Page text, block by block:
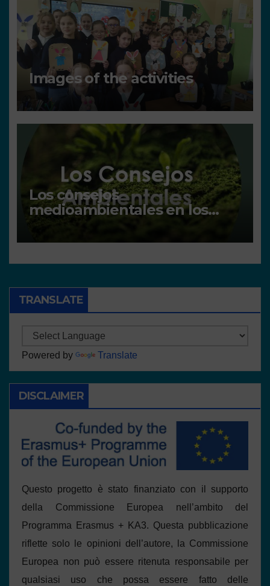
Images of the activities
Los consejos
medioambientales en los
TRANSLATE
Powered by Translate
DISCLAIMER
Questo progetto è stato finanziato con il supporto
della Commissione Europea nell’ambito del
Programma Erasmus + KA3. Questa pubblicazione
riflette solo le opinioni dell’autore, la Commissione
Europea non può essere ritenuta responsabile per
qualsiasi uso che possa essere fatto delle